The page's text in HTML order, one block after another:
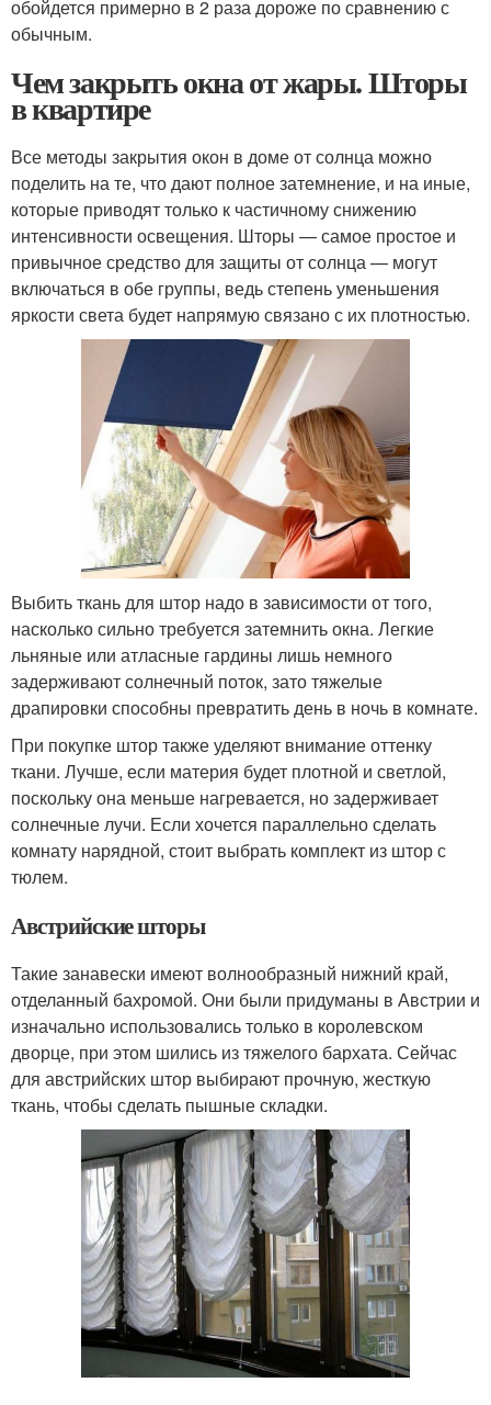
обойдется примерно в 2 раза дороже по сравнению с
обычным.
Чем закрыть окна от жары. Шторы
в квартире
Все методы закрытия окон в доме от солнца можно
поделить на те, что дают полное затемнение, и на иные,
которые приводят только к частичному снижению
интенсивности освещения. Шторы — самое простое и
привычное средство для защиты от солнца — могут
включаться в обе группы, ведь степень уменьшения
яркости света будет напрямую связано с их плотностью.
Выбить ткань для штор надо в зависимости от того,
насколько сильно требуется затемнить окна. Легкие
льняные или атласные гардины лишь немного
задерживают солнечный поток, зато тяжелые
драпировки способны превратить день в ночь в комнате.
При покупке штор также уделяют внимание оттенку
ткани. Лучше, если материя будет плотной и светлой,
поскольку она меньше нагревается, но задерживает
солнечные лучи. Если хочется параллельно сделать
комнату нарядной, стоит выбрать комплект из штор с
тюлем.
Австрийские шторы
Такие занавески имеют волнообразный нижний край,
отделанный бахромой. Они были придуманы в Австрии и
изначально использовались только в королевском
дворце, при этом шились из тяжелого бархата. Сейчас
для австрийских штор выбирают прочную, жесткую
ткань, чтобы сделать пышные складки.